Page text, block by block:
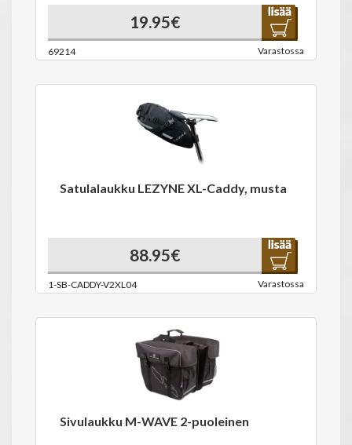
19.95€
69214 Varastossa
Satulalaukku LEZYNE XL-Caddy, musta
88.95€
1-SB-CADDY-V2XL04 Varastossa
Sivulaukku M-WAVE 2-puoleinen